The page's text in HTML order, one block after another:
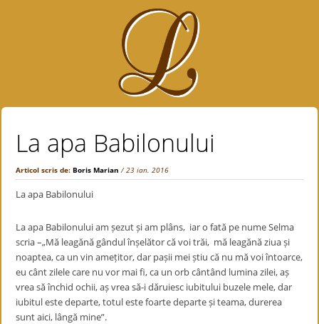
La apa Babilonului
Articol scris de:Boris Marian / 23 ian. 2016
La apa Babilonului
La apa Babilonului am șezut și am plâns, iar o fată pe nume Selma
scria –„Mă leagănă gândul înșelător că voi trăi, mă leagănă ziua și
noaptea, ca un vin amețitor, dar pașii mei știu că nu mă voi întoarce,
eu cânt zilele care nu vor mai fi, ca un orb cântând lumina zilei, aș
vrea să închid ochii, aș vrea să-i dăruiesc iubitului buzele mele, dar
iubitul este departe, totul este foarte departe și teama, durerea
sunt aici, lângă mine”.